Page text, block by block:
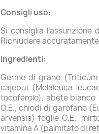
Consigli uso:
Si consiglia
Richiudere
Ingredienti:
Germe di grano
cajeput (Melaleuca
tocoferolo), abete bianco
O.E., chiodi di garofano
arvensis) foglie O.E.,
vitamina A (palmitato di